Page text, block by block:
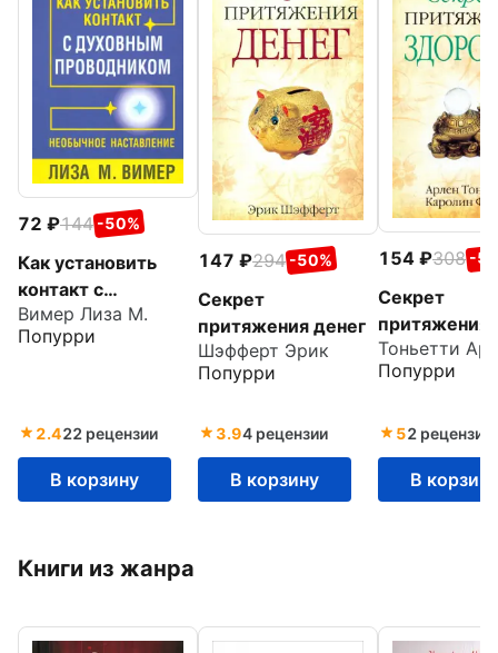
72 144 -50%
Как установить
контакт с
духовным
проводником
Вимер Лиза М.
Попурри
2.422 рецензии
В корзину
147 294 -50%
Секрет
притяжения денег
Шэфферт Эрик
Попурри
3.94 рецензии
В корзину
154 308 -
Секрет
притяжения
здоровья
Тоньетти
Попурри
52 рецензии
В корзину
Книги из жанра